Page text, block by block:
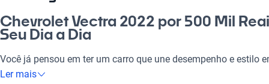
Chevrolet Vectra 2022 por 500 Mil
Seu Dia a Dia
Você já pensou em ter um carro que une desempenho e estilo
Vectra 2022 por 500 mil reais é a escolha ideal para quem
Ler mais